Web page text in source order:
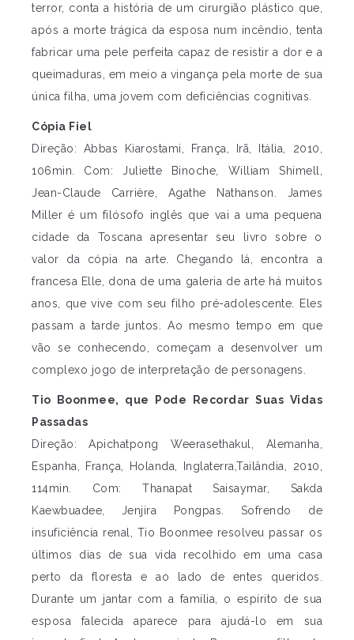
terror, conta a história de um cirurgião plástico que,
após a morte trágica da esposa num incêndio, tenta
fabricar uma pele perfeita capaz de resistir a dor e a
queimaduras, em meio a vingança pela morte de sua
única filha, uma jovem com deficiências cognitivas.
Cópia Fiel
Direção: Abbas Kiarostami, França, Irã, Itália, 2010,
106min. Com: Juliette Binoche, William Shimell,
Jean-Claude Carrière, Agathe Nathanson. James
Miller é um filósofo inglês que vai a uma pequena
cidade da Toscana apresentar seu livro sobre o
valor da cópia na arte. Chegando lá, encontra a
francesa Elle, dona de uma galeria de arte há muitos
anos, que vive com seu filho pré-adolescente. Eles
passam a tarde juntos. Ao mesmo tempo em que
vão se conhecendo, começam a desenvolver um
complexo jogo de interpretação de personagens.
Tio Boonmee, que Pode Recordar Suas Vidas
Passadas
Direção: Apichatpong Weerasethakul, Alemanha,
Espanha, França, Holanda, Inglaterra,Tailândia, 2010,
114min. Com: Thanapat Saisaymar, Sakda
Kaewbuadee, Jenjira Pongpas. Sofrendo de
insuficiência renal, Tio Boonmee resolveu passar os
últimos dias de sua vida recolhido em uma casa
perto da floresta e ao lado de entes queridos.
Durante um jantar com a família, o espírito de sua
esposa falecida aparece para ajudá-lo em sua